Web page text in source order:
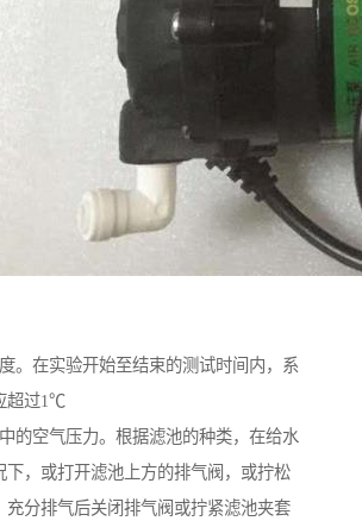
。在实验开始至结束的测试时间内，系
超过1℃
的空气压力。根据滤池的种类，在给水
下，或打开滤池上方的排气阀，或拧松
充分排气后关闭排气阀或拧紧滤池夹套